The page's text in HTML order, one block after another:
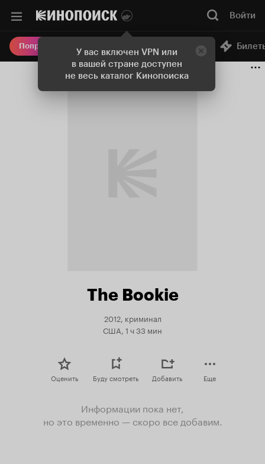
У вас включен VPN или
в вашей стране доступен
не весь каталог Кинопоиска
Войти
Попробовать Плюс Онлайн-кинотеатр
The Bookie
2012, криминал
США, 1 ч 33 мин
Оценить Буду смотреть Добавить Еще
Информации пока нет,
но это временно — скоро все добавим.